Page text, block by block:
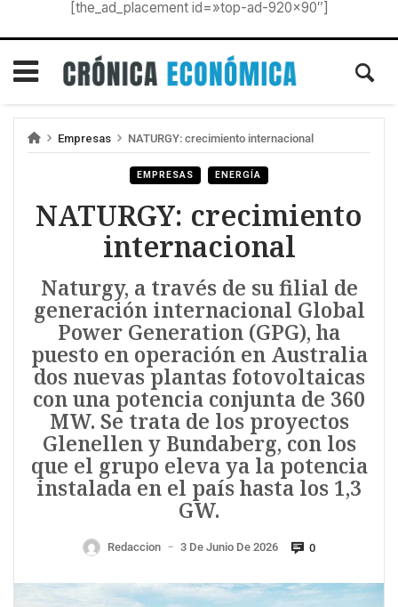
[the_ad_placement id=»top-ad-920×90″]
Empresas NATURGY: crecimiento internacional
EMPRESAS ENERGÍA
NATURGY: crecimiento
internacional
Naturgy, a través de su filial de
generación internacional Global
Power Generation (GPG), ha
puesto en operación en Australia
dos nuevas plantas fotovoltaicas
con una potencia conjunta de 360
MW. Se trata de los proyectos
Glenellen y Bundaberg, con los
que el grupo eleva ya la potencia
instalada en el país hasta los 1,3
GW.
Redaccion — 3 De Junio De 2026 0